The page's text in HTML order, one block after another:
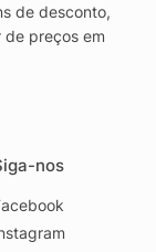
de desconto,
preços em
nos